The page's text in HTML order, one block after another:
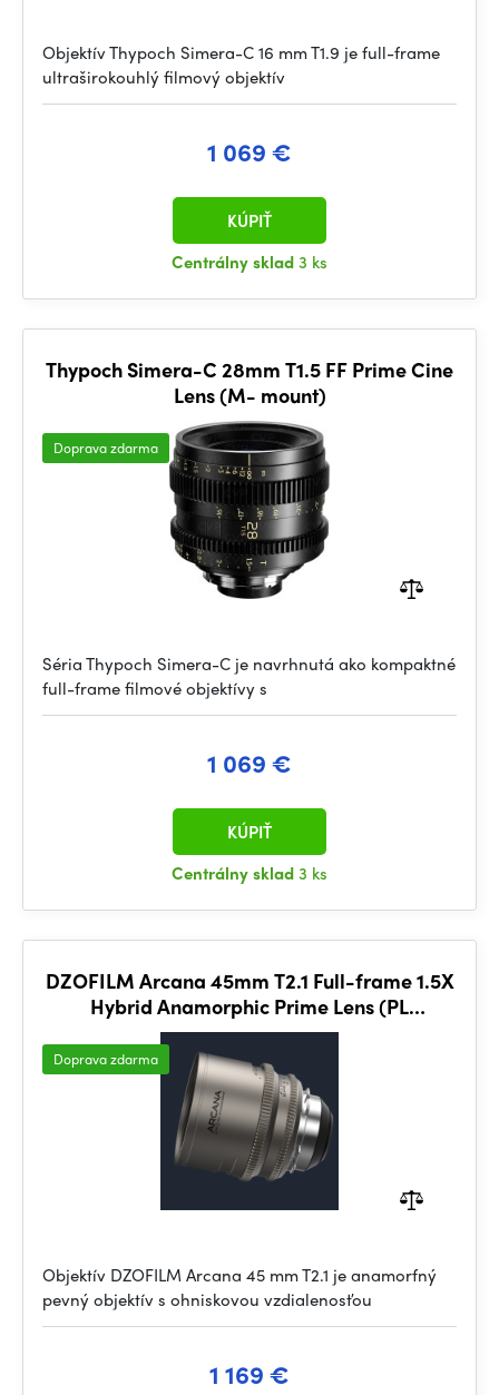
Objektív Thypoch Simera-C 16 mm T1.9 je full-frame
ultraširokouhlý filmový objektív
1 069 €
Centrálny sklad3 ks
KÚPIŤ
Thypoch Simera-C 28mm T1.5 FF Prime Cine
Lens (M- mount)
Doprava zdarma
Séria Thypoch Simera-C je navrhnutá ako kompaktné
full-frame filmové objektívy s
1 069 €
Centrálny sklad3 ks
KÚPIŤ
DZOFILM Arcana 45mm T2.1 Full-frame 1.5X
Hybrid Anamorphic Prime Lens (PL
mount,meter)
Doprava zdarma
Objektív DZOFILM Arcana 45 mm T2.1 je anamorfný
pevný objektív s ohniskovou vzdialenosťou
1 169 €